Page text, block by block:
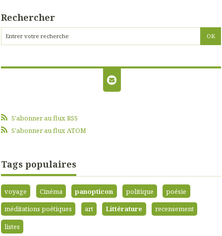
Rechercher
S'abonner au flux RSS
S'abonner au flux ATOM
Tags populaires
voyage Cinéma panopticon politique
poésie
méditations poétiques
art Littérature
recensement
listes